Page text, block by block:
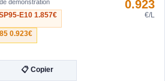
démonstration
E10 1.857€
0.923€
📋 Copier
0.923
€/L